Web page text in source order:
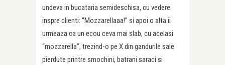
undeva in bucataria semideschisa, cu vedere
inspre clienti: “Mozzarellaaa!” si apoi o alta ii
urmeaza ca un ecou ceva mai slab, cu acelasi
“mozzarella”, trezind-o pe X din gandurile sale
pierdute printre smochini, batrani saraci si